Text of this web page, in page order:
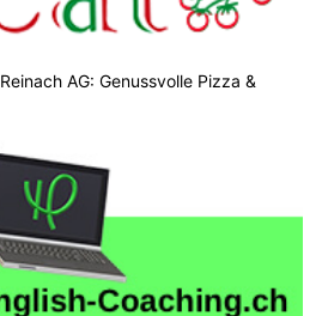
AG: Genussvolle Pizza &